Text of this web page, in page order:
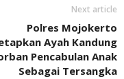
Next article
Polres Mojokerto
Ayah Kandung
Pencabulan Anak
Sebagai Tersangka